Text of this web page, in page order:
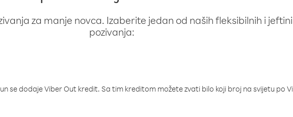
za manje novca. Izaberite jedan od naših fleksibilnih i
pozivanja:
se dodaje Viber Out kredit. Sa tim kreditom možete zvati bilo koji broj na svijetu po